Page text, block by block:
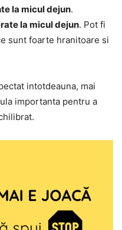
la micul dejun.
la micul dejun. Pot fi
sunt foarte hranitoare si
intotdeauna, mai
importanta pentru a